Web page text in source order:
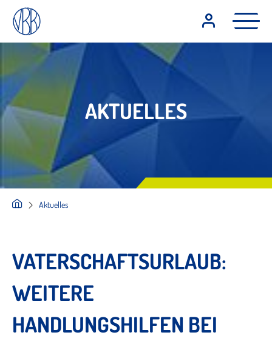
AKTUELLES
Aktuelles
VATERSCHAFTSURLAUB:
WEITERE
HANDLUNGSHILFEN BEI